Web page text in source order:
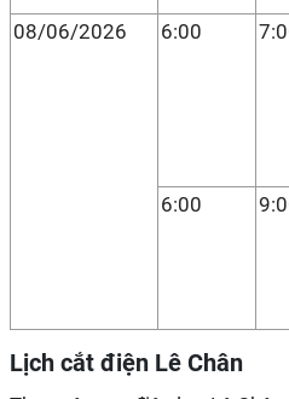
08/06/2026 6:00
6:00
Lịch cắt điện Lê Chân